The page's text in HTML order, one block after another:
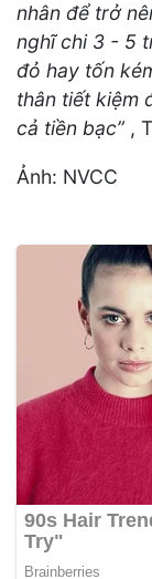
nhân để trở
nghĩ chi 3 - 5
đỏ hay tốn
thân tiết kiệm
cả tiền bạc” ,
Ảnh: NVCC